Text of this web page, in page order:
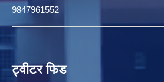
9847961552
ट्वीटर फिड